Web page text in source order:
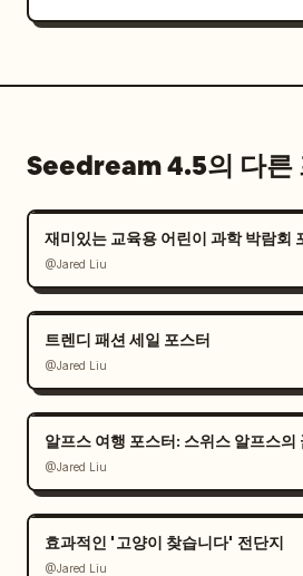
Seedream 4.5의 다른
재미있는 교육용 어린이 과학 박람회
@Jared Liu
트렌디 패션 세일 포스터
@Jared Liu
알프스 여행 포스터: 스위스 알프스의
@Jared Liu
효과적인 '고양이 찾습니다' 전단지
@Jared Liu